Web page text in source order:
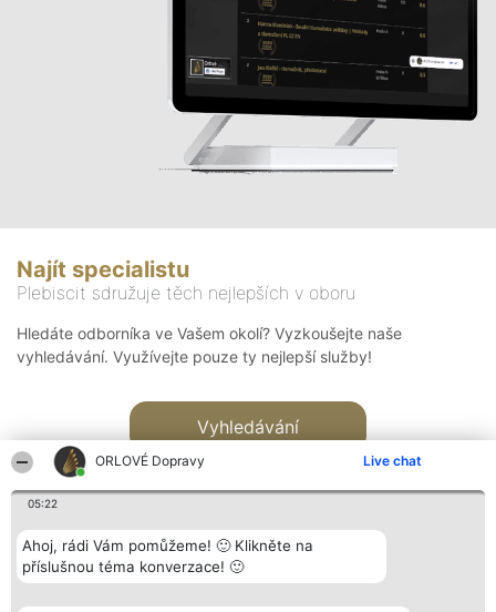
ORLOVÉ Dopravy Live chat
05:22
Ahoj, rádi Vám pomůžeme! 🙂 Klikněte na
příslušnou téma konverzace! 🙂
Najít specialistu
Plebiscit sdružuje těch nejlepších v oboru
Hledáte odborníka ve Vašem okolí? Vyzkoušejte naše
vyhledávání. Využívejte pouze ty nejlepší služby!
Vyhledávání
Bright Side Solutions sp. z o. Vítězové Kontakt